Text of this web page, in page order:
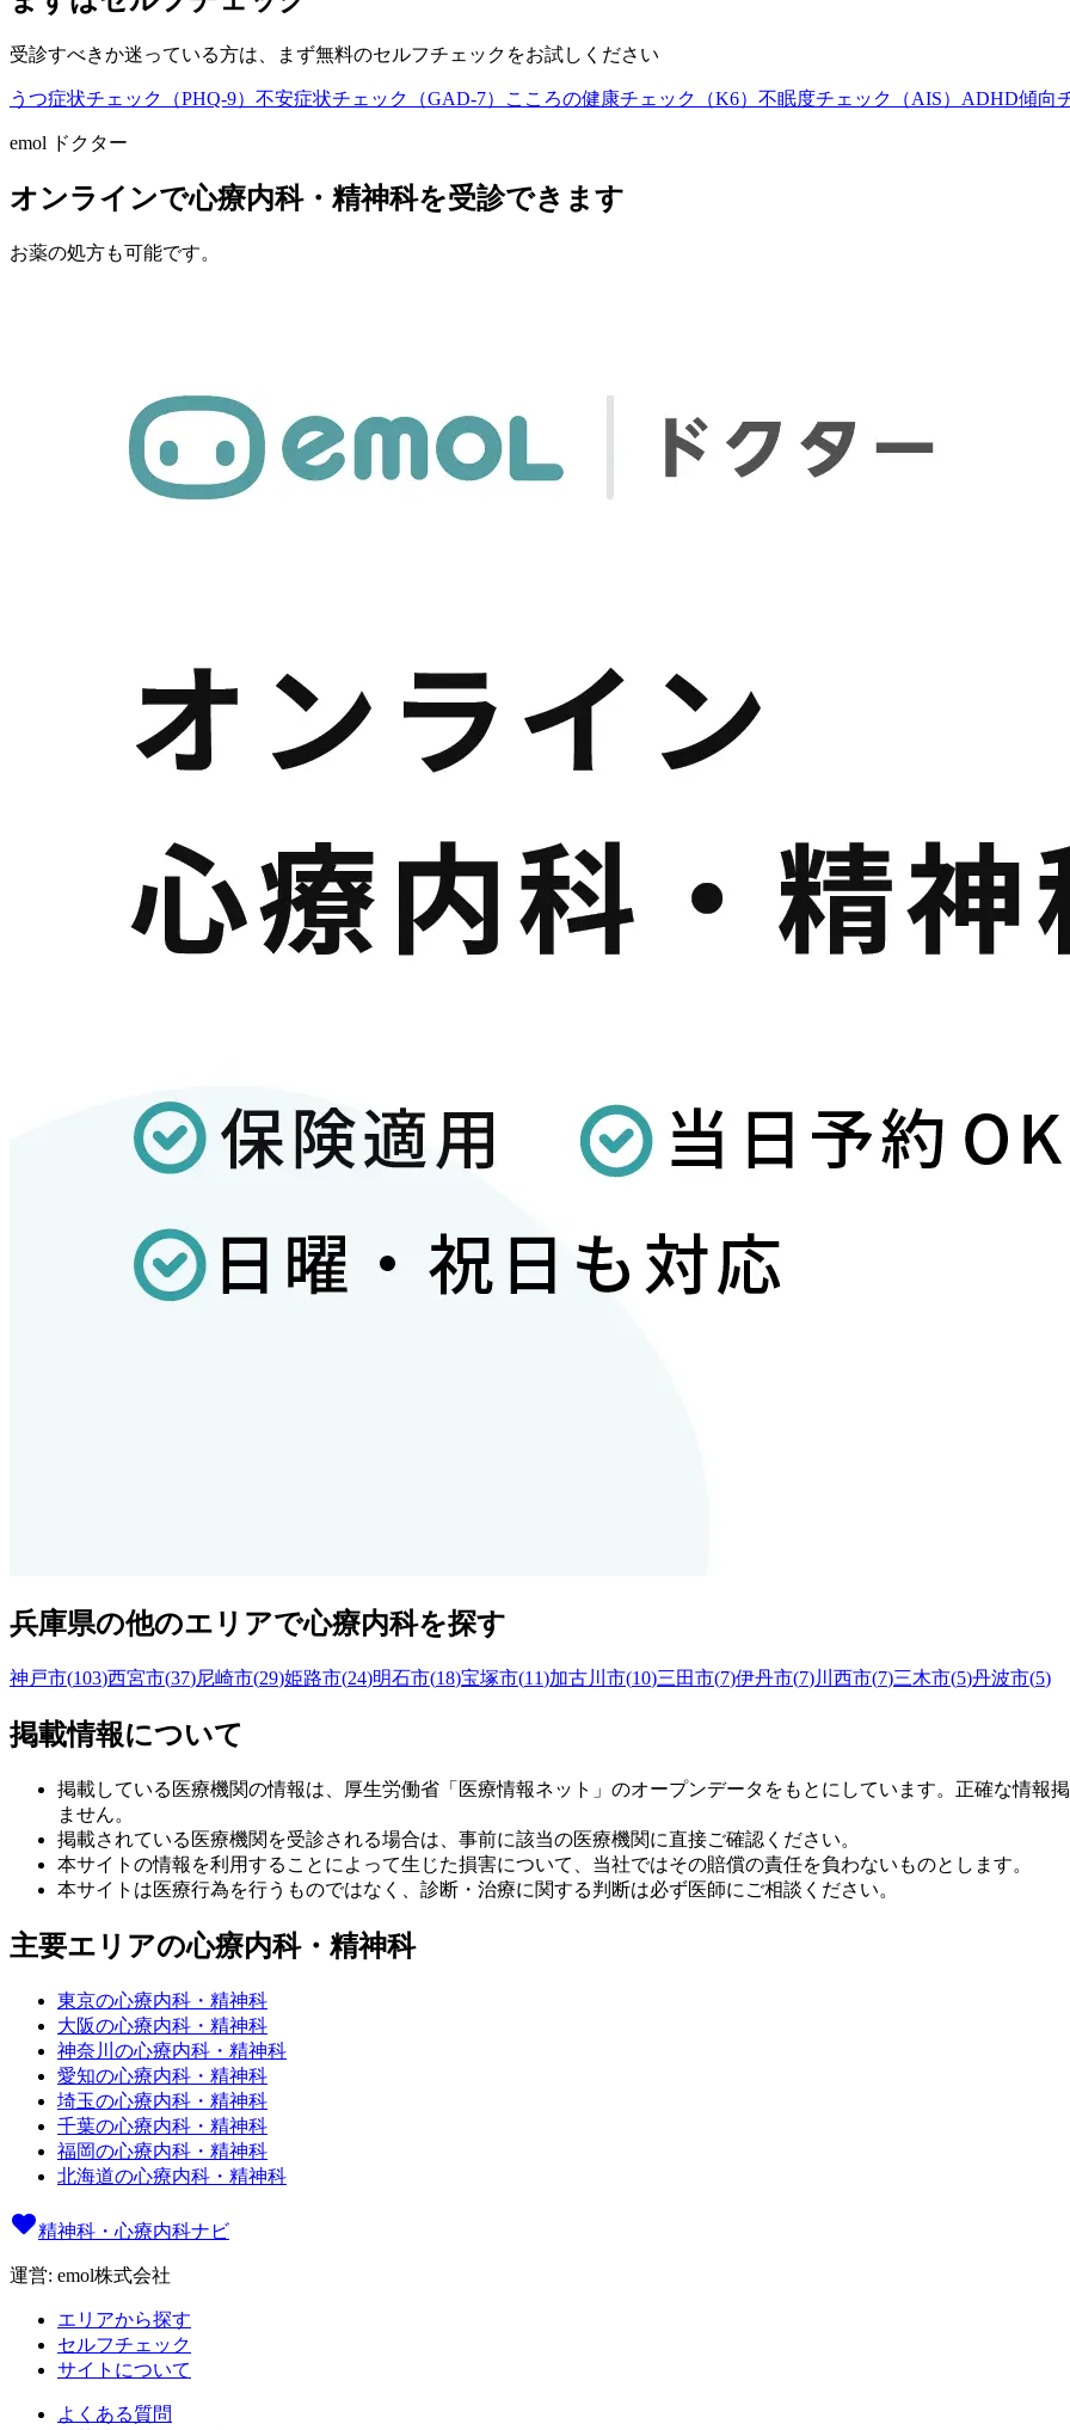
受診すべきか迷っている方は、まず無料のセルフチェックをお試しください
うつ症状チェック（PHQ-9） 不安症状チェック（GAD-7） こころの健康チェック（K6） 不眠度チェック（AIS） ADHD傾向
emol ドクター
オンラインで心療内科・精神科を受診できます
お薬の処方も可能です。
兵庫県の他のエリアで心療内科を探す
神戸市(103)西宮市(37)尼崎市(29)姫路市(24)明石市(18)宝塚市(11)加古川市(10)三田市(7)伊丹市(7)川西市(7)三木市(5)丹波市(5)
掲載情報について
掲載している医療機関の情報は、厚生労働省「医療情報ネット」のオープンデータをもとにしています。正確な情報
ません。
掲載されている医療機関を受診される場合は、事前に該当の医療機関に直接ご確認ください。
本サイトの情報を利用することによって生じた損害について、当社ではその賠償の責任を負わないものとします。
本サイトは医療行為を行うものではなく、診断・治療に関する判断は必ず医師にご相談ください。
主要エリアの心療内科・精神科
東京の心療内科・精神科
大阪の心療内科・精神科
神奈川の心療内科・精神科
愛知の心療内科・精神科
埼玉の心療内科・精神科
千葉の心療内科・精神科
福岡の心療内科・精神科
北海道の心療内科・精神科
精神科・心療内科ナビ
運営: emol株式会社
エリアから探す
セルフチェック
サイトについて
よくある質問